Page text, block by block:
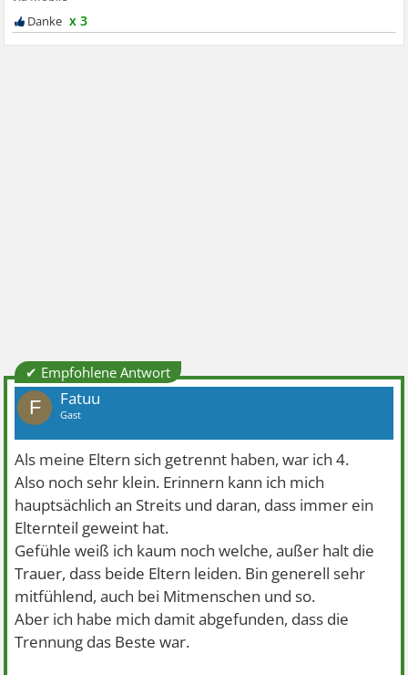
x 3
✔ Empfohlene Antwort
F Fatuu
Gast
Als meine Eltern sich getrennt haben, war ich 4.
Also noch sehr klein. Erinnern kann ich mich
hauptsächlich an Streits und daran, dass immer ein
Elternteil geweint hat.
Gefühle weiß ich kaum noch welche, außer halt die
Trauer, dass beide Eltern leiden. Bin generell sehr
mitfühlend, auch bei Mitmenschen und so.
Aber ich habe mich damit abgefunden, dass die
Trennung das Beste war.